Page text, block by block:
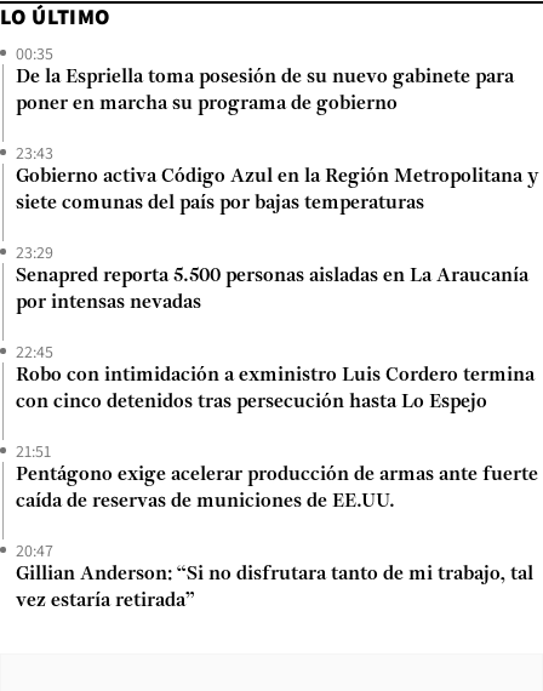
LO ÚLTIMO
00:35
De la Espriella toma posesión de su nuevo gabinete para
poner en marcha su programa de gobierno
23:43
Gobierno activa Código Azul en la Región Metropolitana y
siete comunas del país por bajas temperaturas
23:29
Senapred reporta 5.500 personas aisladas en La Araucanía
por intensas nevadas
22:45
Robo con intimidación a exministro Luis Cordero termina
con cinco detenidos tras persecución hasta Lo Espejo
21:51
Pentágono exige acelerar producción de armas ante fuerte
caída de reservas de municiones de EE.UU.
20:47
Gillian Anderson: “Si no disfrutara tanto de mi trabajo, tal
vez estaría retirada”